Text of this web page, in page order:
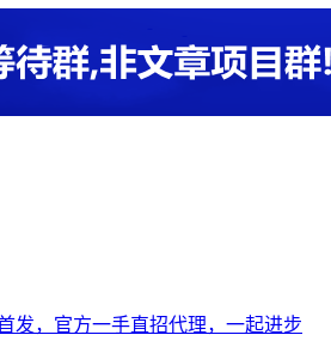
发，官方一手直招代理，一起进步